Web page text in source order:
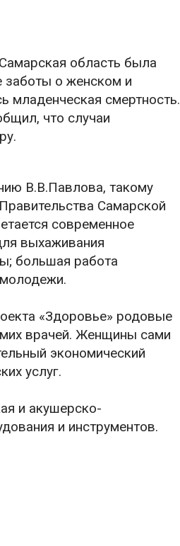
область была
заботы о женском и
младенческая смертность.
что случаи
В.В.Павлова, такому
Самарской
современное
выхаживания
большая работа
«Здоровье» родовые
врачей. Женщины сами
экономический
услуг.
и акушерско-
и инструментов.